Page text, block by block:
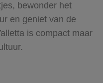
bewonder het
en geniet van de
is compact maar